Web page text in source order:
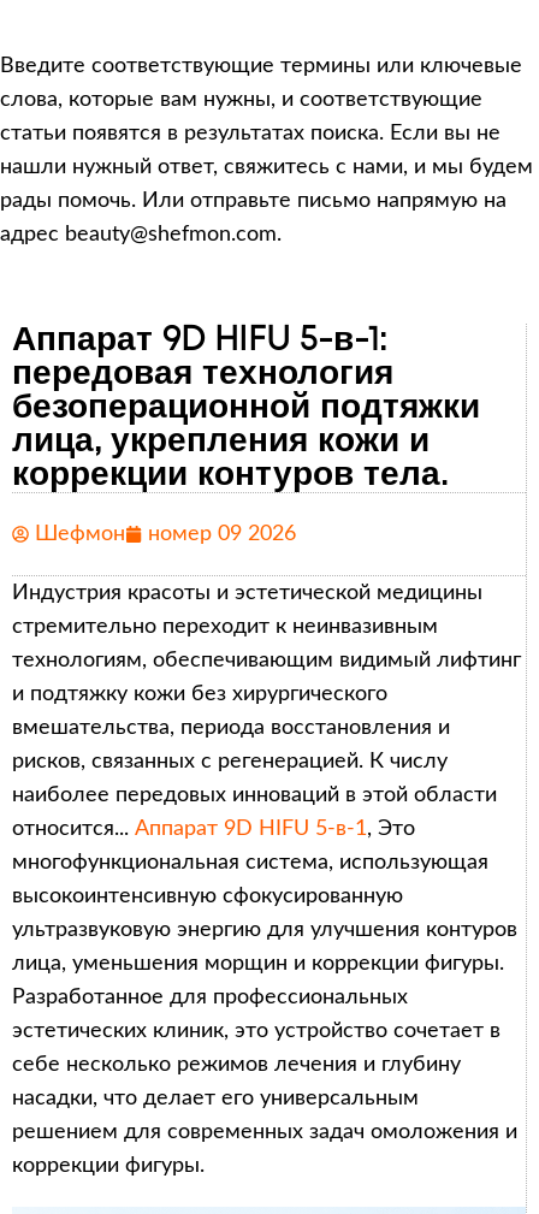
Введите соответствующие термины или ключевые
слова, которые вам нужны, и соответствующие
статьи появятся в результатах поиска. Если вы не
нашли нужный ответ, свяжитесь с нами, и мы будем
рады помочь. Или отправьте письмо напрямую на
адрес beauty@shefmon.com.
Аппарат 9D HIFU 5-в-1:
передовая технология
безоперационной подтяжки
лица, укрепления кожи и
коррекции контуров тела.
Шефмон номер 09 2026
Индустрия красоты и эстетической медицины
стремительно переходит к неинвазивным
технологиям, обеспечивающим видимый лифтинг
и подтяжку кожи без хирургического
вмешательства, периода восстановления и
рисков, связанных с регенерацией. К числу
наиболее передовых инноваций в этой области
относится... Аппарат 9D HIFU 5-в-1, Это
многофункциональная система, использующая
высокоинтенсивную сфокусированную
ультразвуковую энергию для улучшения контуров
лица, уменьшения морщин и коррекции фигуры.
Разработанное для профессиональных
эстетических клиник, это устройство сочетает в
себе несколько режимов лечения и глубину
насадки, что делает его универсальным
решением для современных задач омоложения и
коррекции фигуры.